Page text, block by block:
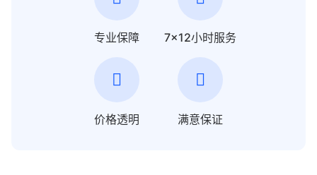
专业保障 7×12小时服务
价格透明 满意保证